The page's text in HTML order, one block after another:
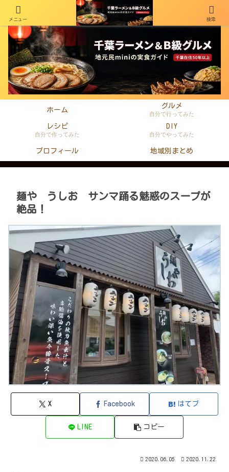
千葉在住50年以上のminiがラーメン・町中華・B級グルメを本音レビュー
ホーム
グルメ
自分で行ってみた
レシピ
自分で作ってみた
DIY
自分でやってみた
プロフィール 地域別まとめ
麺や うしお サンマ踊る魅惑のスープが
絶品！
X Facebook はてブ
LINE コピー
2020.06.05 2020.11.22
メニュー 検索